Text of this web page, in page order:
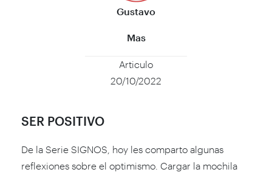
Gustavo
Mas
Articulo
20/10/2022
SER POSITIVO
De la Serie SIGNOS, hoy les comparto algunas
reflexiones sobre el optimismo. Cargar la mochila